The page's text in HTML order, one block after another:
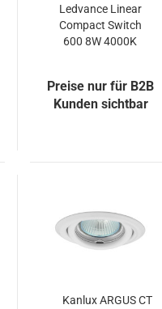
Ledvance Linear
Compact Switch
600 8W 4000K
Preise nur für B2B
Kunden sichtbar
Kanlux ARGUS CT